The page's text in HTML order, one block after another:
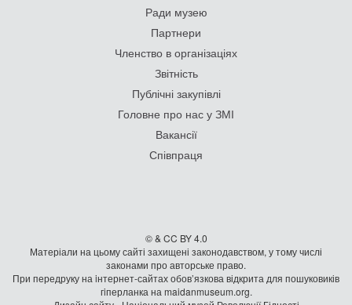
Ради музею
Партнери
Членство в організаціях
Звітність
Публічні закупівлі
Головне про нас у ЗМІ
Вакансії
Співпраця
© & CC BY 4.0
Матеріали на цьому сайті захищені законодавством, у тому числі
законами про авторське право.
При передруку на iнтернет-сайтах обов’язкова відкрита для пошуковиків
гiперланка на maidanmuseum.org.